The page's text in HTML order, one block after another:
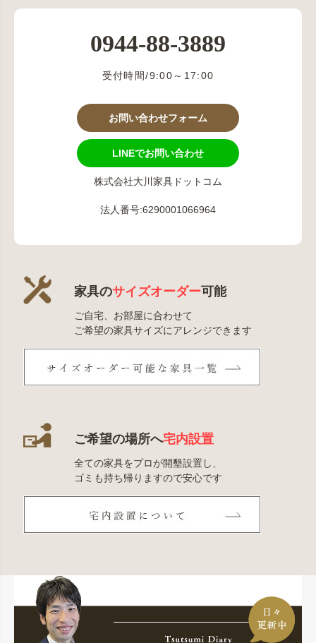
0944-88-3889
受付時間/9:00～17:00
お問い合わせフォーム
LINEでお問い合わせ
株式会社大川家具ドットコム
法人番号:6290001066964
家具のサイズオーダー可能
ご自宅、お部屋に合わせて
ご希望の家具サイズにアレンジできます
ご希望の場所へ宅内設置
全ての家具をプロが開墾設置し、
ゴミも持ち帰りますので安心です